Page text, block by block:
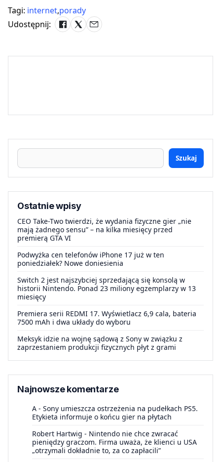
Tagi: internet,porady
Udostępnij:
Szukaj
Ostatnie wpisy
CEO Take-Two twierdzi, że wydania fizyczne gier „nie
mają żadnego sensu” – na kilka miesięcy przed
premierą GTA VI
Podwyżka cen telefonów iPhone 17 już w ten
poniedziałek? Nowe doniesienia
Switch 2 jest najszybciej sprzedającą się konsolą w
historii Nintendo. Ponad 23 miliony egzemplarzy w 13
miesięcy
Premiera serii REDMI 17. Wyświetlacz 6,9 cala, bateria
7500 mAh i dwa układy do wyboru
Meksyk idzie na wojnę sądową z Sony w związku z
zaprzestaniem produkcji fizycznych płyt z grami
Najnowsze komentarze
A - Sony umieszcza ostrzeżenia na pudełkach PS5.
Etykieta informuje o końcu gier na płytach
Robert Hartwig - Nintendo nie chce zwracać
pieniędzy graczom. Firma uważa, że klienci u USA
„otrzymali dokładnie to, za co zapłacili”